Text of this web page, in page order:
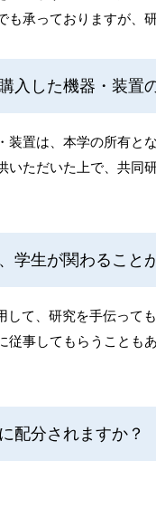
承っておりますが、
入した機器・装置
置は、本学の所有とな
いただいた上で、共同
学生が関わること
て、研究を手伝って
従事してもらうことも
配分されますか？